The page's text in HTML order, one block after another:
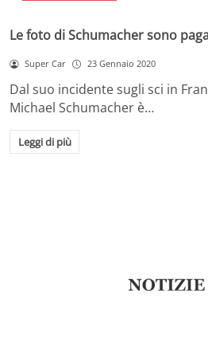
Le foto di Schumacher sono
Super Car 23 Gennaio 2020
Dal suo incidente sugli sci in
Michael Schumacher è…
Leggi di più